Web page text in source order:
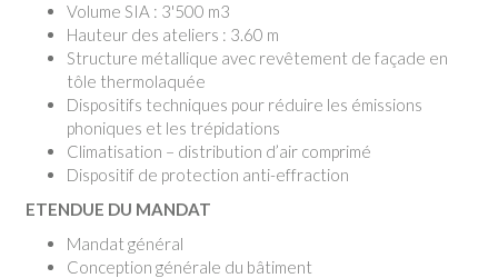
Volume SIA : 3'500 m3
Hauteur des ateliers : 3.60 m
Structure métallique avec revêtement de façade en
tôle thermolaquée
Dispositifs techniques pour réduire les émissions
phoniques et les trépidations
Climatisation – distribution d’air comprimé
Dispositif de protection anti-effraction
ETENDUE DU MANDAT
Mandat général
Conception générale du bâtiment